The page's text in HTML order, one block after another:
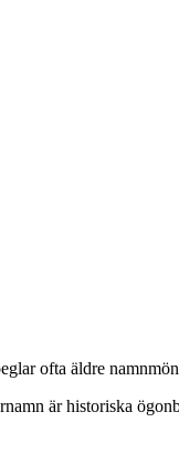
ofta äldre
är historiska